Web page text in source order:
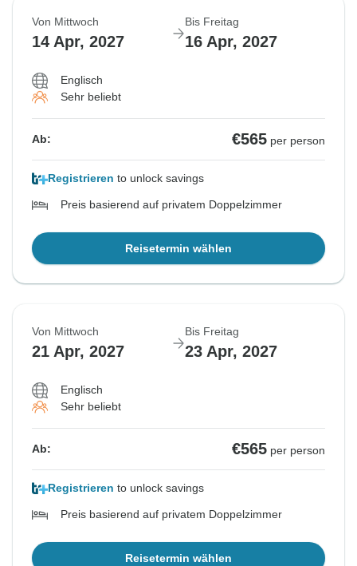
Von Mittwoch
14 Apr, 2027
Bis Freitag
16 Apr, 2027
Englisch
Sehr beliebt
Ab: €565 per person
Registrieren to unlock savings
Preis basierend auf privatem Doppelzimmer
Reisetermin wählen
Von Mittwoch
21 Apr, 2027
Bis Freitag
23 Apr, 2027
Englisch
Sehr beliebt
Ab: €565 per person
Registrieren to unlock savings
Preis basierend auf privatem Doppelzimmer
Reisetermin wählen